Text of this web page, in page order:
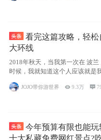
看完这篇攻略，轻
大环线
2018年秋天，当我第一次在 波兰
时候，我就知道这个人应该就是
JOJO带你游世界 9.3万 
今年预算有限也能玩